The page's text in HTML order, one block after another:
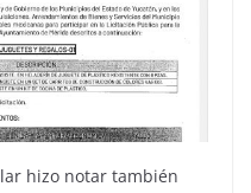
hizo notar también